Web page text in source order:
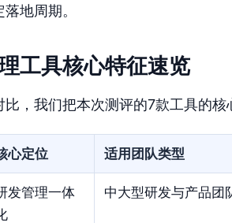
地周期。
工具核心特征速览
，我们把本次测评的7款工具的核
心定位 适用团队类型
发管理一体
中大型研发与产品团